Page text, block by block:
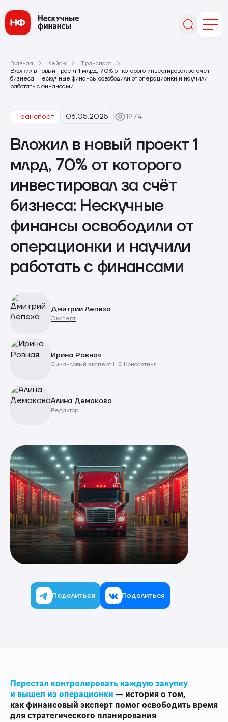
Главная Кейсы
Транспорт
Вложил в новый проект 1 млрд, 70% от которого инвестировал за счёт
бизнеса: Нескучные финансы освободили от операционки и научили
работать с финансами
Транспорт 06.05.2025 1974
Вложил в новый проект 1
млрд, 70% от которого
инвестировал за счёт
бизнеса: Нескучные
финансы освободили от
операционки и научили
работать с финансами
Дмитрий Лепеха
Эксперт
Ирина Ровная
Финансовый эксперт НФ Консалтинг
Алина Демакова
Редактор
Поделиться Поделиться
Перестал контролировать каждую закупку
и вышел из операционки — история о том,
как финансовый эксперт помог освободить время
для стратегического планирования